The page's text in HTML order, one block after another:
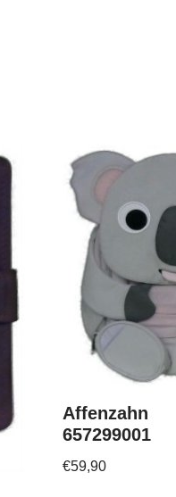
Affenzahn
657299001
€59,90